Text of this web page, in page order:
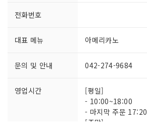
전화번호
대표 메뉴 아메리카노
문의 및 안내 042-274-9684
영업시간
[평일]
- 10:00~18:00
- 마지막 주문 17:20
[주말]